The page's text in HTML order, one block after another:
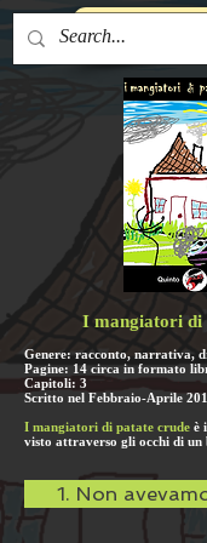
Torna alla
I mangiatori di
Genere: racconto, narrativa,
Pagine: 14 circa in formato
Capitoli: 3
Scritto nel Febbraio-Aprile
I mangiatori di patate crude è
visto attraverso gli occhi di un
1. Non